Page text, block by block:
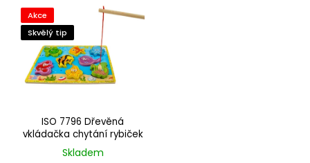
Abecedně
Akce
Skvělý tip
ISO 7796 Dřevěná
vkládačka chytání rybiček
Skladem